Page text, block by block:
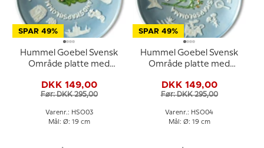
SPAR 49%
Hummel Goebel Svensk
Område platte med
DKK 149,00
Før: DKK 295,00
Varenr.: HSO03
Mål: Ø: 19 cm
SPAR 49%
Hummel Goebel Svensk
Område platte med
DKK 149,00
Før: DKK 295,00
Varenr.: HSO04
Mål: Ø: 19 cm